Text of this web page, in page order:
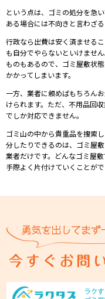
という点は、ゴミの処分を急
ある場合には不向きと言わざる
⾏政なら出費は安く済ませる
も⾃分でやらないといけませ
ものもあるので、ゴミ屋敷状
かかってしまいます。
⼀⽅、業者に頼めばもちろん
けられます。ただ、不⽤品回
でしか対応できません。
ゴミ⼭の中から貴重品を捜索
分したりできるのは、ゴミ屋
業者だけです。どんなゴミ屋
⼿際よく⽚付けていくことがで